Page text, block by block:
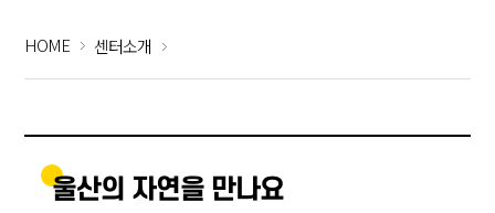
HOME 센터소개
울산의 자연을 만나요